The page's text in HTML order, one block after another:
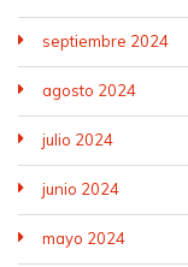
septiembre 2024
agosto 2024
julio 2024
junio 2024
mayo 2024